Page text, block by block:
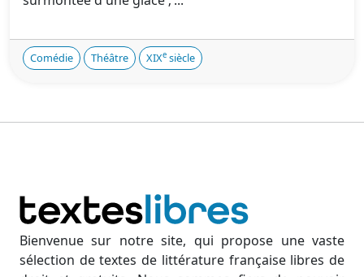
Comédie Théâtre XIXe siècle
Bienvenue sur notre site, qui propose une vaste
sélection de textes de littérature française libres de